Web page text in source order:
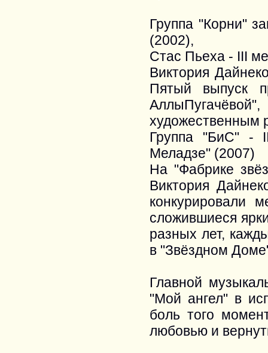
Группа "Корни"
(2002),
Стас Пьеха - III
Виктория
Пятый выпуск
художественным
Группа "БиС" -
Меладзе" (2007)
На "Фабрике
Виктория
конкурировали
сложившиеся
разных лет,
в "Звёздном
Главной
"Мой ангел" в
боль того
любовью и